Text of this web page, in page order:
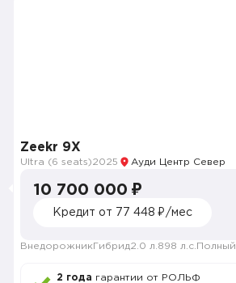
Zeekr 9X
Ultra (6 seats)2025 Ауди Центр Север
10 700 000 ₽
Кредит от 77 448 ₽/мес
Внедорожник Гибрид2.0 л. 898 л.с. Полный
2 года гарантии от РОЛЬФ